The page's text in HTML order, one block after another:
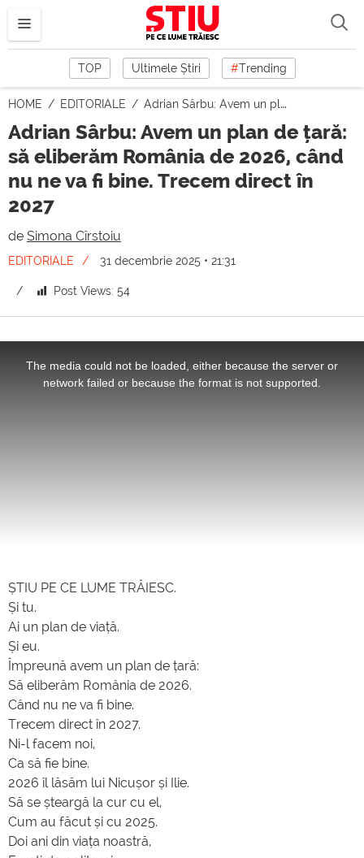
TOP Ultimele Știri #Trending
HOME EDITORIALE Adrian Sârbu: Avem un plan de țară: să eliberăm România de 2026, când nu ne va fi bine. Trecem direct în 2027
Adrian Sârbu: Avem un plan de țară:
să eliberăm România de 2026, când
nu ne va fi bine. Trecem direct în
2027
de Simona Cîrstoiu
EDITORIALE 31 decembrie 2025 • 21:31
Post Views: 54
The media could not be loaded, either because the server or
network failed or because the format is not supported.
ȘTIU PE CE LUME TRĂIESC.
Și tu.
Ai un plan de viață.
Și eu.
Împreună avem un plan de țară:
Să eliberăm România de 2026.
Când nu ne va fi bine.
Trecem direct în 2027.
Ni-l facem noi,
Ca să fie bine.
2026 îl lăsăm lui Nicușor și Ilie.
Să se șteargă la cur cu el,
Cum au făcut și cu 2025.
Doi ani din viața noastră,